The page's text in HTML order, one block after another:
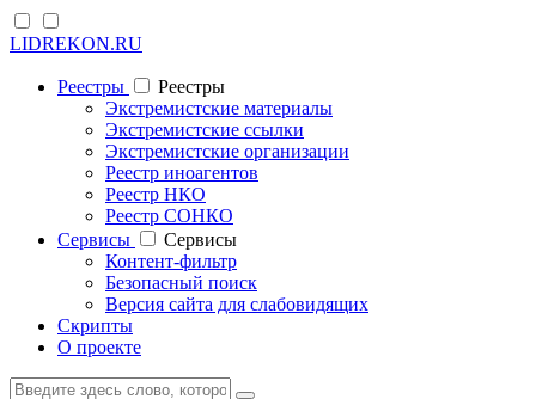
LIDREKON.RU
Реестры
Реестры
Экстремистские материалы
Экстремистские ссылки
Экстремистские организации
Реестр иноагентов
Реестр НКО
Реестр СОНКО
Cервисы
Cервисы
Контент-фильтр
Безопасный поиск
Версия сайта для слабовидящих
Скрипты
О проекте